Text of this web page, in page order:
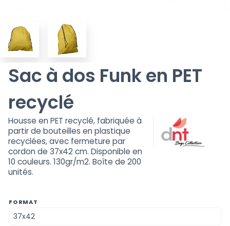
Sac à dos Funk en PET
recyclé
Housse en PET recyclé, fabriquée à
partir de bouteilles en plastique
recyclées, avec fermeture par
cordon de 37x42 cm. Disponible en
10 couleurs. 130gr/m2. Boîte de 200
unités.
FORMAT